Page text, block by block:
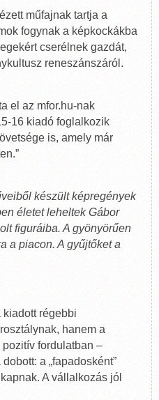
műfajnak tartja a
fogynak a képkockákba
cserélnek gazdát,
reneszánszáról.
el az mfor.hu-nak
16 kiadó foglalkozik
is, amely már
készült képregények
életet leheltek Gábor
figuráiba. A gyönyörűen
a piacon. A gyűjtőket a
kiadott régebbi
hanem a
fordulatban –
a „fapadosként”
A vállalkozás jól